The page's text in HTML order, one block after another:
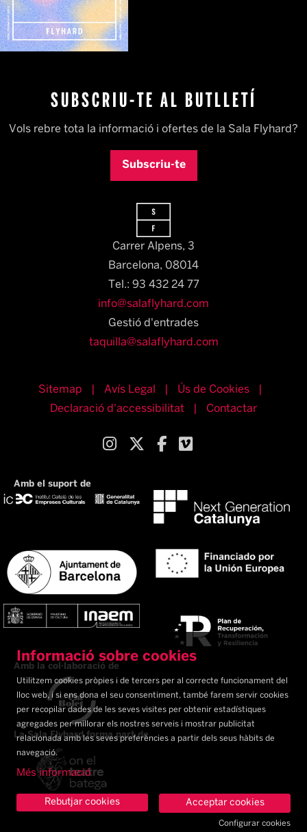
SUBSCRIU-TE AL BUTLLETÍ
Vols rebre tota la informació i ofertes de la Sala Flyhard?
Subscriu-te
Carrer Alpens, 3
Barcelona, 08014​
Tel.: 93 432 24 77
info@salaflyhard.com
Gestió d'entrades
taquilla@salaflyhard.com
Sitemap Avís Legal Ús de Cookies
Declaració d'accessibilitat
Contactar
Link a instagram
Link a twitter
Link a facebook
Amb el suport de
Amb la col·laboració de
La Sala Flyhard forma part de
Informació sobre cookies
Utilitzem cookies pròpies i de tercers per al correcte funcionament del
lloc web, i si ens dona el seu consentiment, també farem servir cookies
per recopilar dades de les seves visites per obtenir estadístiques
agregades per millorar els nostres serveis i mostrar publicitat
relacionada amb les seves preferències a partir dels seus hàbits de
navegació.
Més informació
Acceptar cookies
Rebutjar cookies
Configurar cookies